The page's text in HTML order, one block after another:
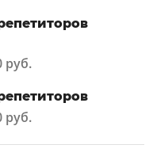
руб.
руб.